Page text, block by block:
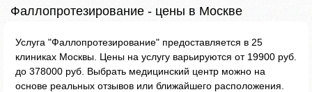
Фаллопротезирование - цены в Москве
Услуга "Фаллопротезирование" предоставляется в 25
клиниках Москвы. Цены на услугу варьируются от 19900 руб.
до 378000 руб. Выбрать медицинский центр можно на
основе реальных отзывов или ближайшего расположения.